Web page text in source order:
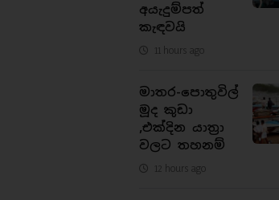
අයැදුම්පත්
කැඳවයි
11 hours ago
මාතර-පොතුවිල්
මූද කුඩා
,එක්දින යාත්‍රා
වලට තහනම්
12 hours ago